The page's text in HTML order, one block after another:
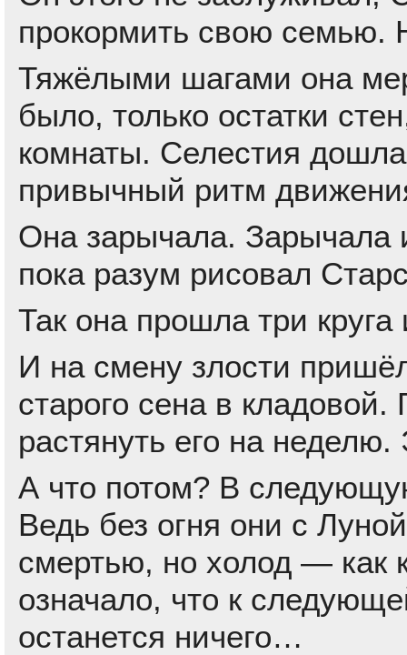
прокормить свою семью.
Тяжёлыми шагами она
было, только остатки
комнаты. Селестия
привычный ритм
Она зарычала. Зарычала
пока разум рисовал
Так она прошла три
И на смену злости
старого сена в
растянуть его на
А что потом? В
Ведь без огня они с
смертью, но холод — как
означало, что к
останется ничего…